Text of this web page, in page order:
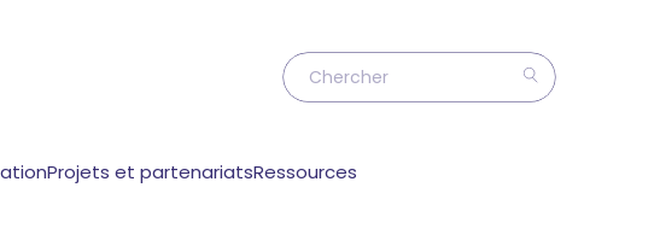
Projets et partenariatsRessources